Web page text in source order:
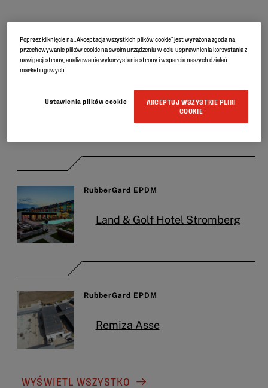
REFERENCJE
Dom rodzinny w
RubberGard EPDM
Land & Golf Hotel Stromberg
RubberGard EPDM
Remiza Asse
WYŚWIETL WSZYSTKO
Poprzez kliknięcie na „Akceptacja wszystkich plików cookie” jest wyrażona zgoda na
przechowywanie plików cookie na swoim urządzeniu w celu usprawnienia korzystania z
nawigacji strony, analizowania wykorzystania strony i wsparcia naszych działań
marketingowych.
AKCEPTUJ WSZYSTKIE PLIKI
COOKIE
Ustawienia plików cookie